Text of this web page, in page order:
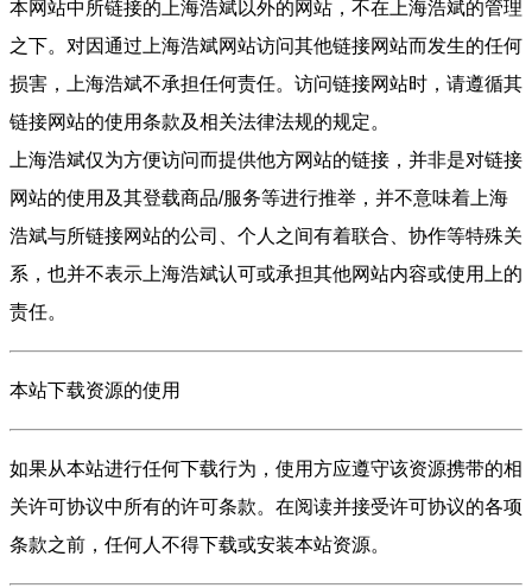
本网站中所链接的上海浩斌以外的网站，不在上海浩斌的管理
之下。对因通过上海浩斌网站访问其他链接网站而发生的任何
损害，上海浩斌不承担任何责任。访问链接网站时，请遵循其
链接网站的使用条款及相关法律法规的规定。
上海浩斌仅为方便访问而提供他方网站的链接，并非是对链接
网站的使用及其登载商品/服务等进行推举，并不意味着上海
浩斌与所链接网站的公司、个人之间有着联合、协作等特殊关
系，也并不表示上海浩斌认可或承担其他网站内容或使用上的
责任。
本站下载资源的使用
如果从本站进行任何下载行为，使用方应遵守该资源携带的相
关许可协议中所有的许可条款。在阅读并接受许可协议的各项
条款之前，任何人不得下载或安装本站资源。